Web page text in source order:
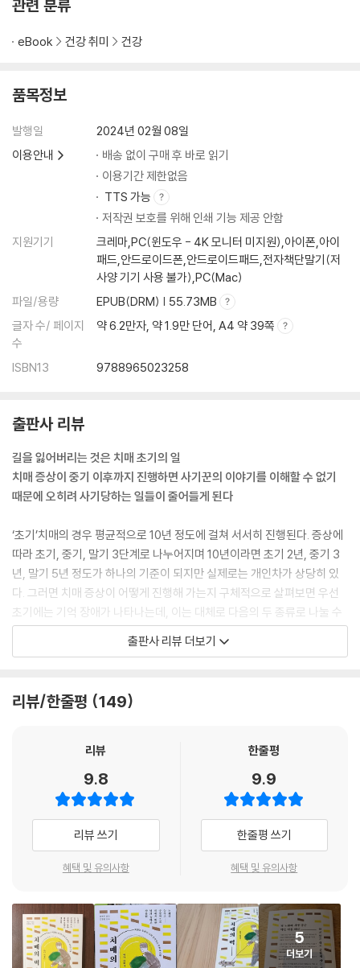
제4장 ‘뇌의 건강 수명’을 늘려주는 사고방식과 생활 방법
‘수면 부족’은 뇌의 큰 적, 알츠하이머의 원인이기도 하다
치아는 고령자에게 목숨 같은 것, 잘 씹으면 치매를 예방할 수도 있다
먹고 싶은 것을 먹는다, 좋아하는 음식은 몸뿐 아니라 뇌의 영양에도 좋다
귀가 어두워질 때는 뇌를 위해서라도 신속한 대처가 필요하다
가을, 겨울에 더 적극적으로 외출한다
근육량이 뇌의 젊음을 결정한다
운전하지 않으면 뇌도 다리?허리도 모두 약해진다
‘스스로 제한’하는 면허를 발행하자
뇌의 건강 수명을 늘리는 ‘20가지 행동’
| 일상생활 |
‘심호흡을 하자’- 10초 만에 뇌에 활기를 주는 방법이다
‘주문은 직접 하자’- 여러 가지 생각하고 선택하면 치매를 예방할 수 있다
‘과음하지 말자’- 특히 우울증 경향이 있으면, 술은 절대 금지다
‘식물을 키우자’- ‘농업은 뇌업’이라 할 정도로 식물 재배는 뇌를 쓰는 작업
이다
‘반려동물을 키우자’- 마음과 몸에 긍정적인 효과를 준다
‘연애를 하자’- 좋아하는 사람이 있다면 자연히 뇌도 몸도 젊어진다
| 즐거움 |
‘그림을 그리자’- 그림을 그리면 세로토닌 양이 증가해 우울병을 예방할 수
있다
‘구경하러 다니자’- 현장에서 보는 공연, 스포츠는 뇌를 활기차게 한다
‘여행을 떠나자’- 미지의 곳에서 예기치 않은 일들이 뇌를 활기차게 해준다
| Life Style |
‘멋을 부리자’- 멋은 스스로 할 수 있는 ‘행동 요법’이다
‘사치를 하자’- 돈을 쓰는 것은 뇌를 쓰는 것이다
| 적당히 머리를 쓰자 |
‘토론을 하자’- 토론은 아무리 고령이라도 ‘뇌의 출력 훈련’이 된다
‘즐기자’- 즐기는 것을 그만두면 안 된다
‘낙관적이 되자’- 치매 진단을 받았다 해도 인생을 아직 충분히 즐길 수 있
‘웃자’- 전두엽에 혈류가 증가하고 면역력은 높아진다
관련 분류
eBook 건강 취미 건강
품목정보
발행일
2024년 02월 08일
이용안내
배송 없이 구매 후 바로 읽기
이용기간 제한없음
TTS 가능
저작권 보호를 위해 인쇄 기능 제공 안함
지원기기
크레마,PC(윈도우 - 4K 모니터 미지원),아이폰,아이
패드,안드로이드폰,안드로이드패드,전자책단말기(저
사양 기기 사용 불가),PC(Mac)
파일/용량
EPUB(DRM) | 55.73MB
글자 수/ 페이지
수
약 6.2만자, 약 1.9만 단어, A4 약 39쪽
ISBN13 9788965023258
출판사 리뷰
길을 잃어버리는 것은 치매 초기의 일
치매 증상이 중기 이후까지 진행하면 사기꾼의 이야기를 이해할 수 없기
때문에 오히려 사기당하는 일들이 줄어들게 된다
‘초기’치매의 경우 평균적으로 10년 정도에 걸쳐 서서히 진행된다. 증상에
따라 초기, 중기, 말기 3단계로 나누어지며 10년이라면 초기 2년, 중기 3
년, 말기 5년 정도가 하나의 기준이 되지만 실제로는 개인차가 상당히 있
다. 그러면 치매 증상이 어떻게 진행해 가는지 구체적으로 살펴보면 우선
초기에는 기억 장애가 나타나는데, 이는 대체로 다음의 두 종류로 나눌 수
있다. 바로 ‘기명장애’와 ‘상기장애’다. 초기 치매의 경우 지능은 유지되지
만, 진행성 ‘기명장애’가 일어나고 있어서 같은 것을 몇 번씩 물어보는 일들
장애’가 나타나는 사람도 있는데, 이는 지금 몇 시쯤인지, 현재 있는 곳이
사실 치매는 증상이 가벼울 때일수록 길을 잃기 쉬운 것이 스스로는 “아직
최근의 기억부터 사라진다
핵심 증상은 지금의 의학으로써는 근본적인 치료가 불가능 약을 투여해도
진행을 다소 늦춰주는 정도
가지 증상 중 ‘핵심 증상’은 치매 환자 거의 모두에서 나타나는 증상인데,
크게 4가지로 나누어진다. 첫 번째 증상은 역시 ‘기억 장애’다. 단기 기억부
터 잃어버리기 시작해 점차 장기 기억을 잃어간다. 두 번째 증상은 ‘실행
(失行)’ 즉 행동하는 방법을 잃는 것이다. 이는 지금까지 늘 해왔던 ‘동작
출판사 리뷰 더보기
리뷰/한줄평 149
리뷰
9.8
리뷰 쓰기
혜택 및 유의사항
한줄평
9.9
한줄평 쓰기
혜택 및 유의사항
5
더보기